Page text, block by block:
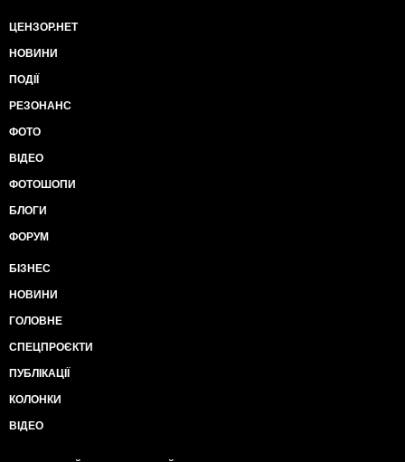
ЦЕНЗОР.НЕТ
НОВИНИ
ПОДІЇ
РЕЗОНАНС
ФОТО
ВІДЕО
ФОТОШОПИ
БЛОГИ
ФОРУМ
БІЗНЕС
НОВИНИ
ГОЛОВНЕ
СПЕЦПРОЄКТИ
ПУБЛІКАЦІЇ
КОЛОНКИ
ВІДЕО